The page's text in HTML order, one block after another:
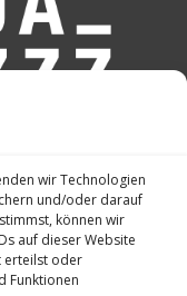
wir Technologien
und/oder darauf
können wir
auf dieser Website
erteilst oder
Funktionen